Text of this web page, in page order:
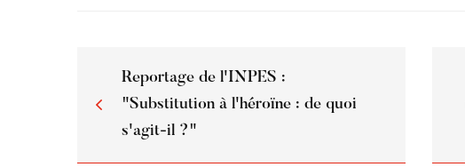
Reportage de l'INPES :
"Substitution à l'héroïne : de quoi
s'agit-il ?"